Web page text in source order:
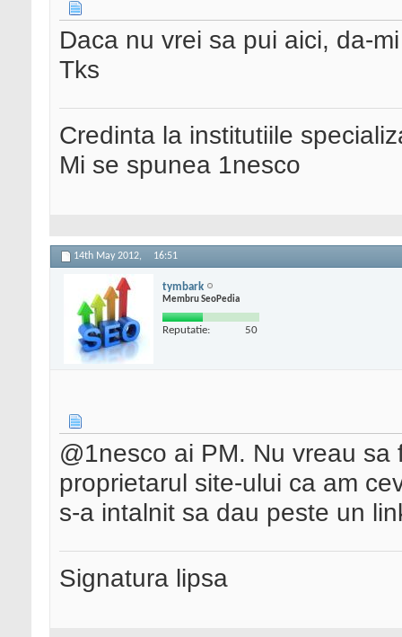
Daca nu vrei sa pui aici, da-
Tks
Credinta la institutiile
Mi se spunea 1nesco
14th May 2012, 16:51
tymbark
Membru SeoPedia
Reputatie: 50
@1nesco ai PM. Nu vreau
proprietarul site-ului ca am
s-a intalnit sa dau peste un
Signatura lipsa